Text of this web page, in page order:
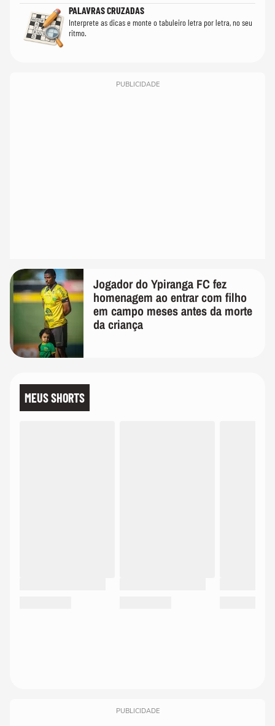
PALAVRAS CRUZADAS
Interprete as dicas e monte o tabuleiro letra por letra, no seu
ritmo.
PUBLICIDADE
Jogador do Ypiranga FC fez
homenagem ao entrar com filho
em campo meses antes da morte
da criança
MEUS SHORTS
PUBLICIDADE